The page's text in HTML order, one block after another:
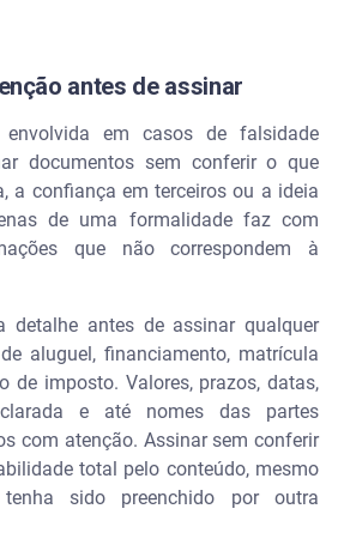
antes de assinar
em casos de falsidade
documentos sem conferir o que
a confiança em terceiros ou a ideia
de uma formalidade faz com
que não correspondem à
detalhe antes de assinar qualquer
aluguel, financiamento, matrícula
de imposto. Valores, prazos, datas,
e até nomes das partes
com atenção. Assinar sem conferir
total pelo conteúdo, mesmo
sido preenchido por outra